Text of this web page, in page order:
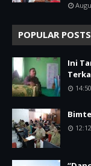
POPULAR POSTS
Ini